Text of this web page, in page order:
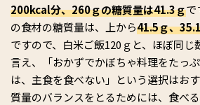
200kcal分、260ｇの糖質量は41.3ｇで
の食材の糖質量は、上から41.5ｇ、
ですので、白米ご飯120ｇと、ほぼ同じ
言え、「おかずでかぼちゃ料理をたっ
は、主食を食べない」という選択はお
質量のバランスをとるためには、食べ